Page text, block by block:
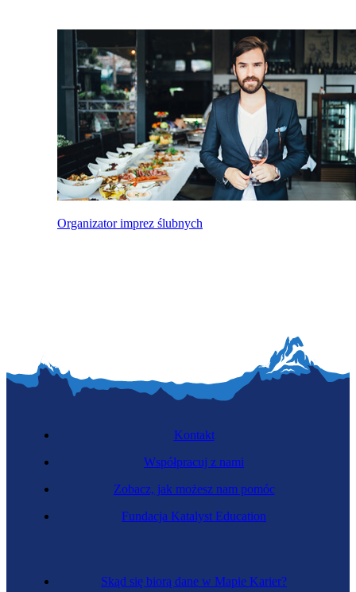
Organizator imprez ślubnych
Skąd się biorą dane w Mapie Karier?
Kontakt
Współpracuj z nami
Zobacz, jak możesz nam pomóc
Fundacja Katalyst Education